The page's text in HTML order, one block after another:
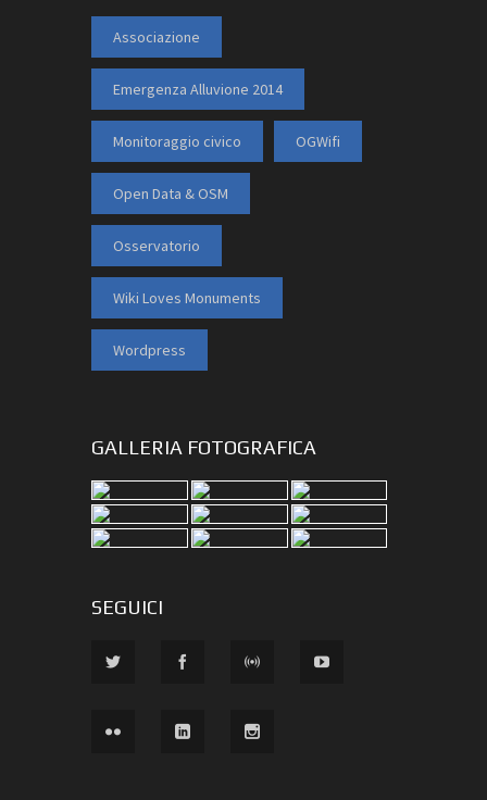
Associazione
Emergenza Alluvione 2014
Monitoraggio civico OGWifi
Open Data & OSM
Osservatorio
Wiki Loves Monuments
Wordpress
GALLERIA FOTOGRAFICA
SEGUICI